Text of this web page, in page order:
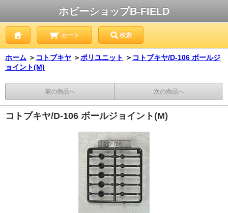
ホビーショップB-FIELD
カート 検索
ホーム ＞ コトブキヤ ＞ポリユニット ＞ コトブキヤ/D-106 ボールジ
ョイント(M)
前の商品へ 次の商品へ
コトブキヤ/D-106 ボールジョイント(M)